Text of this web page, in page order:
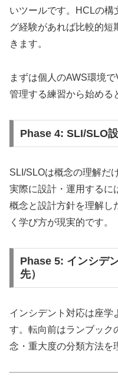
いツールです。HCLの構
グ経験があれば比較的短
きます。
まずは個人のAWS環境
管理する練習から始める
Phase 4: SLI/SLO
SLI/SLOは概念の理解だ
実際に設計・運用するに
概念と設計方針を理解し
く学び方が現実的です。
Phase 5: インシデ
先）
インシデント対応は座学
す。転向前はランブック
念・重大度の分類方法を